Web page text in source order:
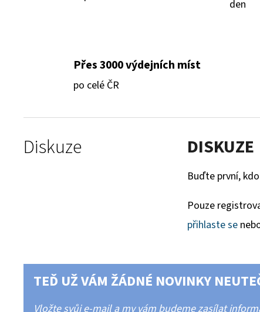
den
Přes 3000 výdejních míst
po celé ČR
Diskuze DISKUZE
Buďte první,
Pouze
přihlaste se
TEĎ UŽ VÁM ŽÁDNÉ NOVINKY
Vložte svůj e-mail a my vám budeme zasílat